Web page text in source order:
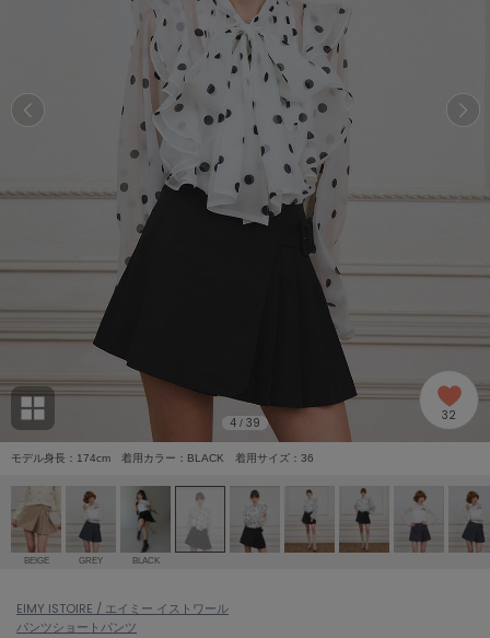
(2005)
ョン雑貨 (865)
/ランジェリー (127)
ェア (121)
(124)
ACYM
アシーム
adidas by Stella McCartney
アディダス バイ ステラマッカートニー
ALLISON BROWN
アリソンブラウン
amabro
Ame no chi Hare
アメノチハレ
アモマ
ánuans
アニュアンス
アンヌーク
モデル身長：174cm 着用カラー：BLACK 着用サイズ：36
4 / 39 32
BEIGE GREY BLACK
EIMY ISTOIRE / エイミー イストワール
パンツショートパンツ